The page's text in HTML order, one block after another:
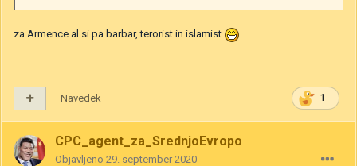
za Armence al si pa barbar, terorist in islamist
1
Navedek
CPC_agent_za_SrednjoEvropo
Objavljeno 29. september 2020